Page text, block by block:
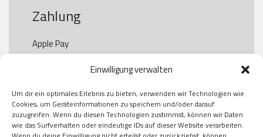
Einwilligung verwalten
Um dir ein optimales Erlebnis zu bieten, verwenden wir Technologien wie
Cookies, um Geräteinformationen zu speichern und/oder darauf
zuzugreifen. Wenn du diesen Technologien zustimmst, können wir Daten
wie das Surfverhalten oder eindeutige IDs auf dieser Website verarbeiten.
Zahlung
Apple Pay
Paypal
Kauf auf Rechung
Klarna
American Express